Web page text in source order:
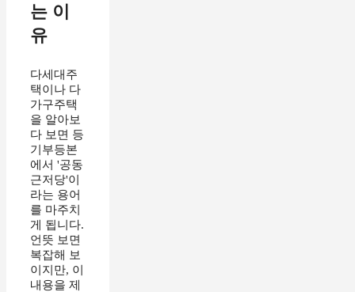
는 이
유
다세대주
택이나 다
가구주택
을 알아보
다 보면 등
기부등본
에서 '공동
근저당'이
라는 용어
를 마주치
게 됩니다.
언뜻 보면
복잡해 보
이지만, 이
내용을 제